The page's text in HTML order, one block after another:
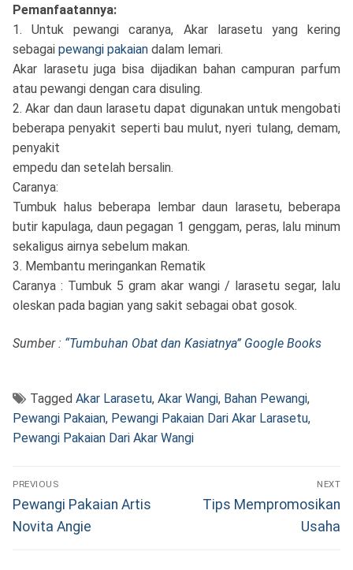
Pemanfaatannya:
1. Untuk pewangi caranya, Akar larasetu yang kering
sebagai pewangi pakaian dalam lemari.
Akar larasetu juga bisa dijadikan bahan campuran parfum
atau pewangi dengan cara disuling.
2. Akar dan daun larasetu dapat digunakan untuk mengobati
beberapa penyakit seperti bau mulut, nyeri tulang, demam,
penyakit
empedu dan setelah bersalin.
Caranya:
Tumbuk halus beberapa lembar daun larasetu, beberapa
butir kapulaga, daun pegagan 1 genggam, peras, lalu minum
sekaligus airnya sebelum makan.
3. Membantu meringankan Rematik
Caranya : Tumbuk 5 gram akar wangi / larasetu segar, lalu
oleskan pada bagian yang sakit sebagai obat gosok.
Sumber : “Tumbuhan Obat dan Kasiatnya” Google Books
Tagged Akar Larasetu, Akar Wangi, Bahan Pewangi,
Pewangi Pakaian, Pewangi Pakaian Dari Akar Larasetu,
Pewangi Pakaian Dari Akar Wangi
Navigasi
pos
PREVIOUS
Previous
post:
Pewangi Pakaian Artis
Novita Angie
NEXT
Next
Tips Mempromosikan
Usaha